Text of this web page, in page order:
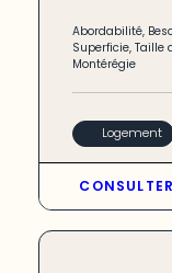
Abordabilité,
Superficie,Taille
Montérégie
Logement
CONSULTER